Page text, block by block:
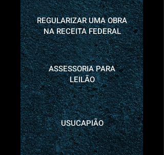
ASSESSORIA PARA
LEILÃO
REGULARIZAR UMA OBRA
NA RECEITA FEDERAL
USUCAPIÃO